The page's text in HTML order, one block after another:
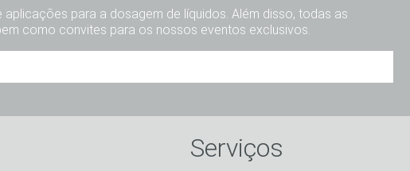
para a dosagem de líquidos. Além disso, todas as
como convites para os nossos eventos exclusivos.
Serviços